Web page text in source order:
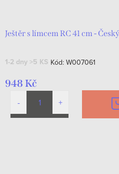
Ještěr s límcem RC 41 cm -
1-2 dny >5 KS Kód: W007061
948 Kč